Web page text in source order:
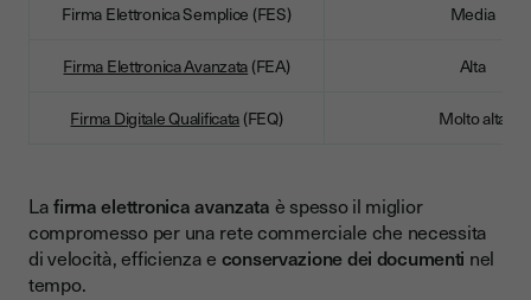
Firma Elettronica Semplice (FES) Media
Firma Elettronica Avanzata(FEA) Alta
Firma Digitale Qualificata(FEQ) Molto alta
Lafirma elettronica avanzata è spesso il miglior
compromesso per una rete commerciale che necessita
di velocità, efficienza e conservazione dei documenti nel
tempo.